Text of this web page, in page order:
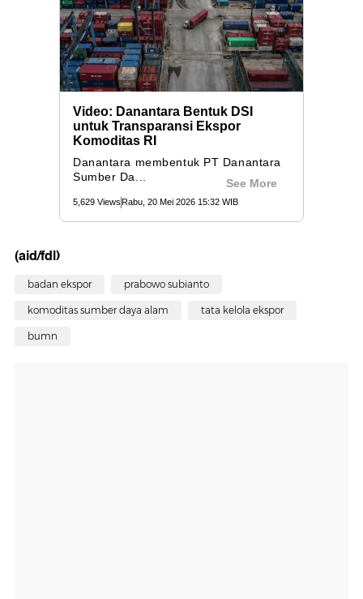
(aid/fdl)
badan ekspor prabowo subianto
komoditas sumber daya alam tata kelola ekspor
bumn